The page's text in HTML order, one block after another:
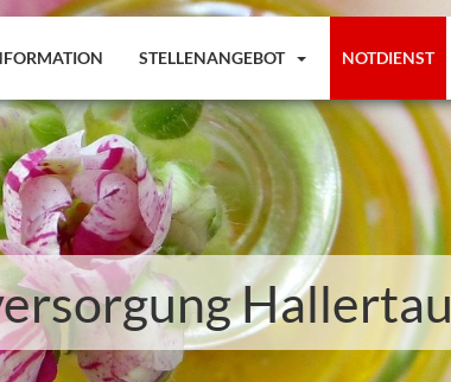
STELLENANGEBOT NOTDIENST
Hallertau